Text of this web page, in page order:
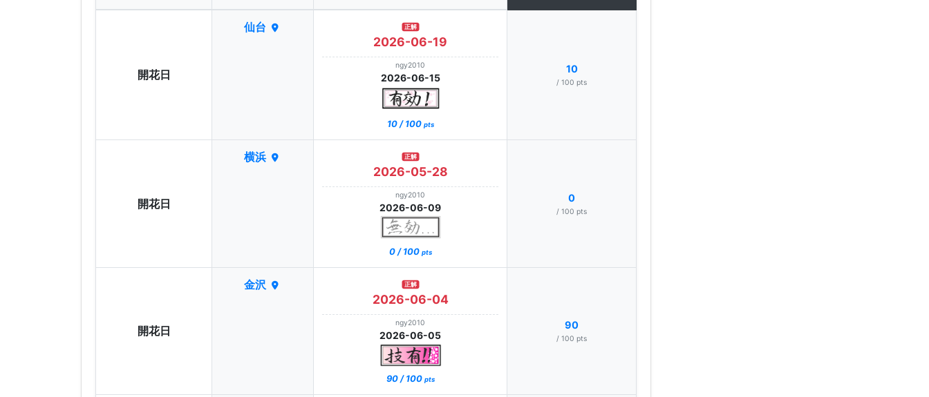
開花日
仙台 正解
2026-06-19
ngy2010
2026-06-15
10 / 100 pts
10
/ 100 pts
開花日
横浜 正解
2026-05-28
ngy2010
2026-06-09
0 / 100 pts
0
/ 100 pts
開花日
金沢 正解
2026-06-04
ngy2010
2026-06-05
90 / 100 pts
90
/ 100 pts